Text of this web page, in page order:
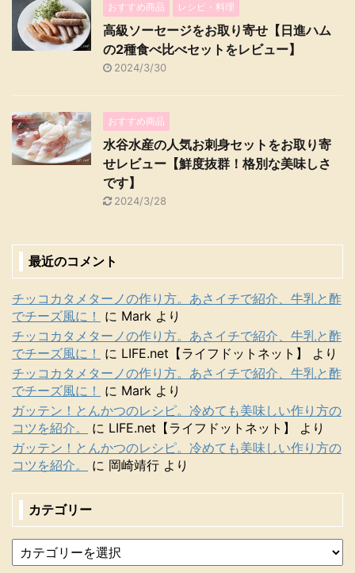
おすすめ商品 レシピ・料理
高級ソーセージをお取り寄せ【日進ハム
の2種食べ比べセットをレビュー】
2024/3/30
おすすめ商品
水谷水産の人気お刺身セットをお取り寄
せレビュー【鮮度抜群！格別な美味しさ
です】
2024/3/28
最近のコメント
チッコカタメターノの作り方。あさイチで紹介、牛乳と酢
でチーズ風に！
に Mark より
チッコカタメターノの作り方。あさイチで紹介、牛乳と酢
でチーズ風に！
に LIFE.net【ライフドットネット】
より
チッコカタメターノの作り方。あさイチで紹介、牛乳と酢
でチーズ風に！
に Mark より
ガッテン！とんかつのレシピ。冷めても美味しい作り方の
コツを紹介。
に LIFE.net【ライフドットネット】
より
ガッテン！とんかつのレシピ。冷めても美味しい作り方の
コツを紹介。
に 岡崎靖行 より
カテゴリー